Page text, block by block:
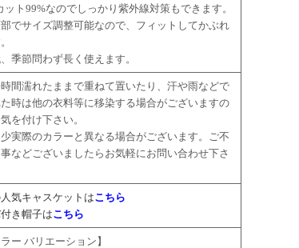
ット99%なのでしっかり紫外線対策もできます。
でサイズ調整可能なので、フィットしてかぶれ
季節問わず長く使えます。
時間濡れたままで重ねて置いたり、汗や雨などで
時は他の衣料等に移染する場合がございますの
を付け下さい。
少実際のカラーと異なる場合がございます。ご不
などございましたらお気軽にお問い合わせ下さ
気キャスケットはこちら
き帽子はこちら
ラー バリエーション】